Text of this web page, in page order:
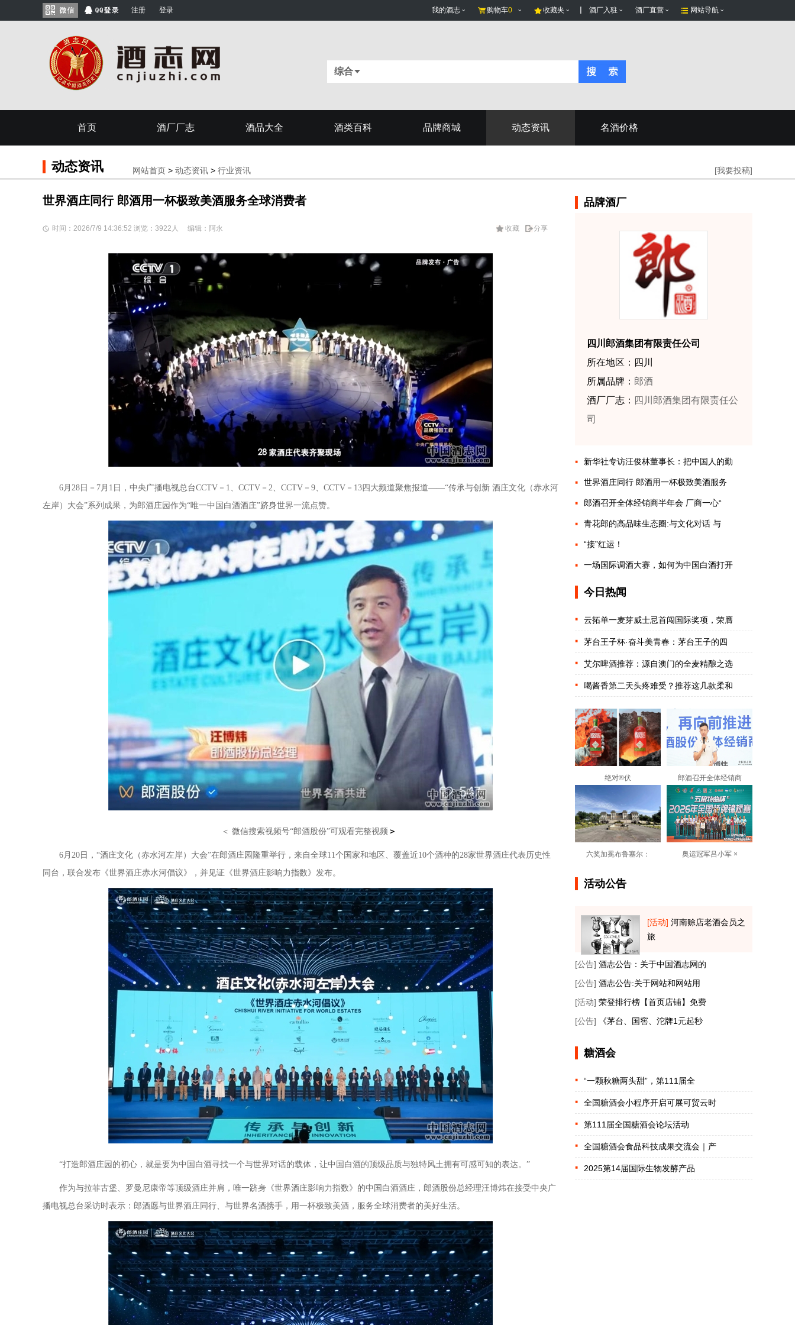
注册 登录 我的酒志 购物车0 收藏夹 酒厂入驻 酒厂直营 网站导航
综合
首页 酒厂厂志 酒品大全 酒类百科 品牌商城 动态资讯 名酒价格
动态资讯 网站首页 > 动态资讯 > 行业资讯 [我要投稿]
世界酒庄同行 郎酒用一杯极致美酒服务全球消费者
收藏 分享
时间：2026/7/9 14:36:52 浏览：3922人 编辑：阿永
6月28日－7月1日，中央广播电视总台CCTV－1、CCTV－2、CCTV－9、CCTV－13四大频道聚焦报道——“传承与创新 酒庄文化（赤水河
左岸）大会”系列成果，为郎酒庄园作为“唯一中国白酒酒庄”跻身世界一流点赞。
＜ 微信搜索视频号“郎酒股份”可观看完整视频 ＞
6月20日，“酒庄文化（赤水河左岸）大会”在郎酒庄园隆重举行，来自全球11个国家和地区、覆盖近10个酒种的28家世界酒庄代表历史性
同台，联合发布《世界酒庄赤水河倡议》，并见证《世界酒庄影响力指数》发布。
“打造郎酒庄园的初心，就是要为中国白酒寻找一个与世界对话的载体，让中国白酒的顶级品质与独特风土拥有可感可知的表达。”
作为与拉菲古堡、罗曼尼康帝等顶级酒庄并肩，唯一跻身《世界酒庄影响力指数》的中国白酒酒庄，郎酒股份总经理汪博炜在接受中央广
播电视总台采访时表示：郎酒愿与世界酒庄同行、与世界名酒携手，用一杯极致美酒，服务全球消费者的美好生活。
品牌酒厂
四川郎酒集团有限责任公司
所在地区：四川
所属品牌： 郎酒
酒厂厂志： 四川郎酒集团有限责任公
司
新华社专访汪俊林董事长：把中国人的勤
世界酒庄同行 郎酒用一杯极致美酒服务
郎酒召开全体经销商半年会 厂商一心“
青花郎的高品味生态圈:与文化对话 与
“接”红运！
一场国际调酒大赛，如何为中国白酒打开
今日热闻
云拓单一麦芽威士忌首闯国际奖项，荣膺
茅台王子杯·奋斗美青春：茅台王子的四
艾尔啤酒推荐：源自澳门的全麦精酿之选
喝酱香第二天头疼难受？推荐这几款柔和
绝对®伏 郎酒召开全体经销商
六奖加冕布鲁塞尔： 奥运冠军吕小军 ×
活动公告
[活动] 河南赊店老酒会员之
旅
[公告] 酒志公告：关于中国酒志网的
[公告] 酒志公告:关于网站和网站用
[活动] 荣登排行榜【首页店铺】免费
[公告]
《茅台、国窖、沱牌1元起秒
糖酒会
“一颗秋糖两头甜”，第111届全
全国糖酒会小程序开启可展可贸云时
第111届全国糖酒会论坛活动
全国糖酒会食品科技成果交流会｜产
2025第14届国际生物发酵产品